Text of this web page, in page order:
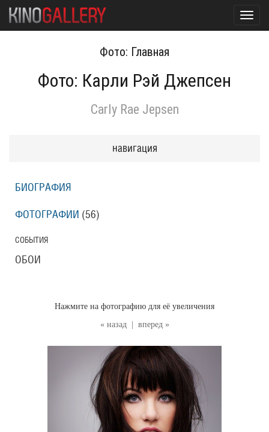
Фото: Главная
Фото: Карли Рэй Джепсен
Carly Rae Jepsen
« назад вперед »
Нажмите на фотографию для её увеличения
навигация
БИОГРАФИЯ
ФОТОГРАФИИ (56)
СОБЫТИЯ
ОБОИ